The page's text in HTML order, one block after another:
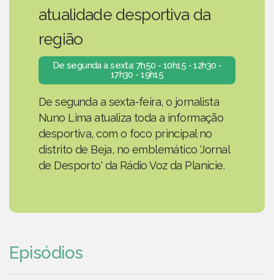
atualidade desportiva da
região
De segunda a sexta: 7h50 - 10h15 - 12h30 -
17h30 - 19h15
De segunda a sexta-feira, o jornalista
Nuno Lima atualiza toda a informação
desportiva, com o foco principal no
distrito de Beja, no emblemático 'Jornal
de Desporto' da Rádio Voz da Planície.
Episódios